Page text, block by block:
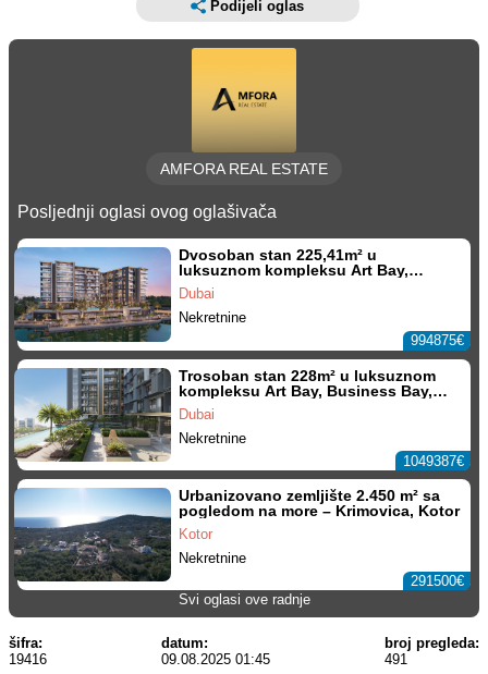
Podijeli oglas
AMFORA REAL ESTATE
Posljednji oglasi ovog oglašivača
Dvosoban stan 225,41m² u
luksuznom kompleksu Art Bay,
Business Bay, Dubai
Dubai
Nekretnine
994875€
Trosoban stan 228m² u luksuznom
kompleksu Art Bay, Business Bay,
Dubai
Dubai
Nekretnine
1049387€
Urbanizovano zemljište 2.450 m² sa
pogledom na more – Krimovica, Kotor
Kotor
Nekretnine
291500€
Svi oglasi ove radnje
šifra:
19416
datum:
09.08.2025 01:45
broj pregleda:
491